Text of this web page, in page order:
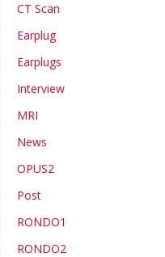
CT Scan
Earplug
Earplugs
Interview
MRI
News
OPUS2
Post
RONDO1
RONDO2